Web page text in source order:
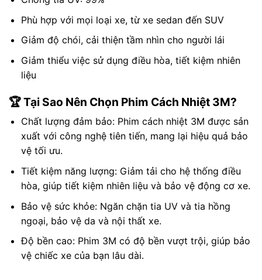
Phù hợp với mọi loại xe, từ xe sedan đến SUV
Giảm độ chói, cải thiện tầm nhìn cho người lái
Giảm thiểu việc sử dụng điều hòa, tiết kiệm nhiên
liệu
🏆 Tại Sao Nên Chọn Phim Cách Nhiệt 3M?
Chất lượng đảm bảo: Phim cách nhiệt 3M được sản
xuất với công nghệ tiên tiến, mang lại hiệu quả bảo
vệ tối ưu.
Tiết kiệm năng lượng: Giảm tải cho hệ thống điều
hòa, giúp tiết kiệm nhiên liệu và bảo vệ động cơ xe.
Bảo vệ sức khỏe: Ngăn chặn tia UV và tia hồng
ngoại, bảo vệ da và nội thất xe.
Độ bền cao: Phim 3M có độ bền vượt trội, giúp bảo
vệ chiếc xe của bạn lâu dài.